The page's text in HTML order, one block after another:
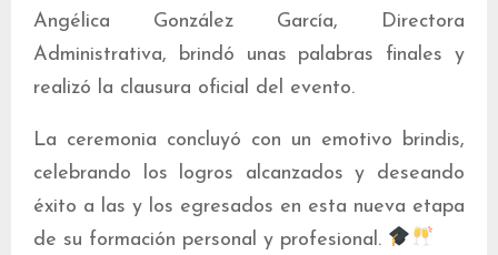
Angélica González García, Directora
Administrativa, brindó unas palabras finales y
realizó la clausura oficial del evento.
La ceremonia concluyó con un emotivo brindis,
celebrando los logros alcanzados y deseando
éxito a las y los egresados en esta nueva etapa
de su formación personal y profesional.